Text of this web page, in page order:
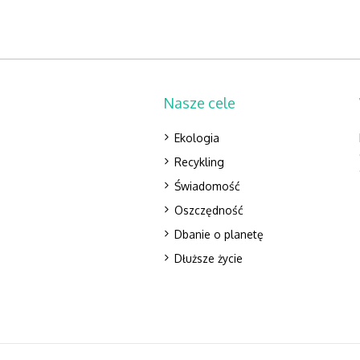
Nasze cele
Ekologia
Recykling
Świadomość
Oszczędność
Dbanie o planetę
Dłuższe życie